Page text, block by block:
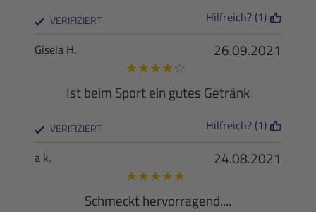
VERIFIZIERT Hilfreich? (1)
26.09.2021
Gisela H.
★★★★ ☆
Ist beim Sport ein gutes Getränk
VERIFIZIERT Hilfreich? (1)
24.08.2021
a k.
★★★★★
Schmeckt hervorragend....